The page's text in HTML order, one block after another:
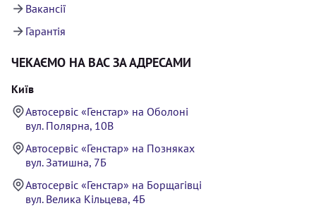
Вакансії
Гарантія
ЧЕКАЄМО НА ВАС ЗА АДРЕСАМИ
Київ
Автосервіс «Генстар» на Оболоні
вул. Полярна, 10В
Автосервіс «Генстар» на Позняках
вул. Затишна, 7Б
Автосервіс «Генстар» на Борщагівці
вул. Велика Кільцева, 4Б